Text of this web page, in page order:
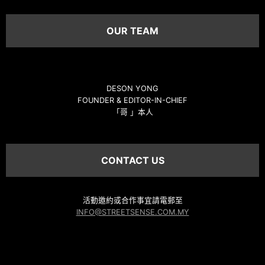
OUR TEAM
DESON YONG
FOUNDER & EDITOR-IN-CHIEF
「哥 」本人
CONTACT US
活動邀約或合作事宜請電郵至
INFO@STREETSENSE.COM.MY